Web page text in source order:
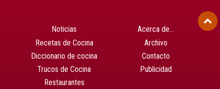
Noticias
Recetas de Cocina
Diccionario de cocina
Trucos de Cocina
Restaurantes
Acerca de…
Archivo
Contacto
Publicidad